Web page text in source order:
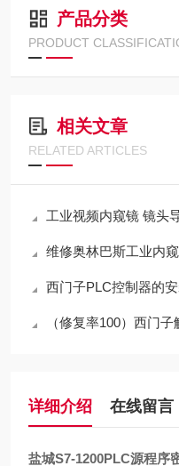
产品分类
PRODUCT
相关文章
RELATED ARTICLES
工业视频内窥镜 镜头
维修奥林巴斯工业内窥
西门子PLC控制器的
（修复率100）西门子触
详细介绍 在线留言
盐城S7-1200PLC源程序